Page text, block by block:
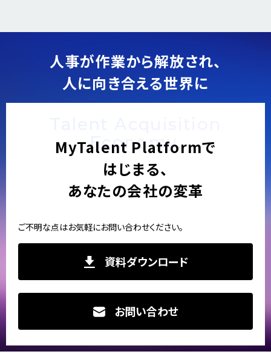
u人事が作業から解放され、
人に向き合える世界に
Economy.
MyTalent Platformで
はじまる、
あなたの会社の変革
ご不明な点はお気軽にお問い合わせください。
資料ダウンロード
お問い合わせ